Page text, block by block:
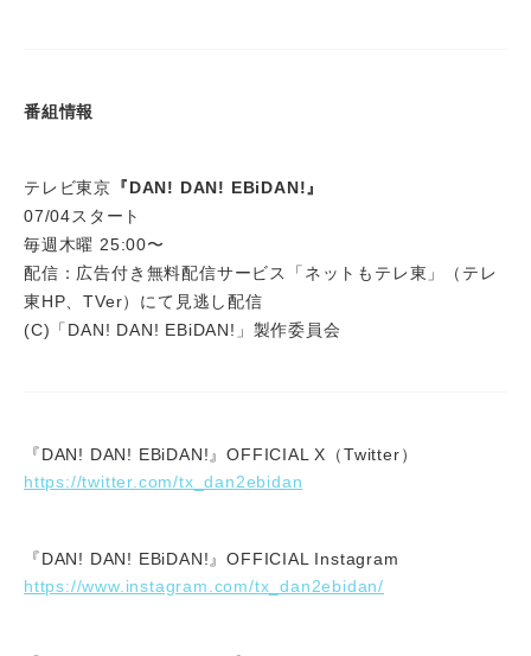
番組情報
テレビ東京 『DAN! DAN! EBiDAN!』
07/04スタート
毎週木曜 25:00〜
配信：広告付き無料配信サービス「ネットもテレ東」（テレ
東HP、TVer）にて見逃し配信
(C)「DAN! DAN! EBiDAN!」製作委員会
『DAN! DAN! EBiDAN!』OFFICIAL X（Twitter）
https://twitter.com/tx_dan2ebidan
『DAN! DAN! EBiDAN!』OFFICIAL Instagram
https://www.instagram.com/tx_dan2ebidan/